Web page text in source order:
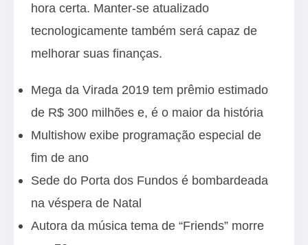
hora certa. Manter-se atualizado
tecnologicamente também será capaz de
melhorar suas finanças.
Mega da Virada 2019 tem prêmio estimado
de R$ 300 milhões e, é o maior da história
Multishow exibe programação especial de
fim de ano
Sede do Porta dos Fundos é bombardeada
na véspera de Natal
Autora da música tema de “Friends” morre